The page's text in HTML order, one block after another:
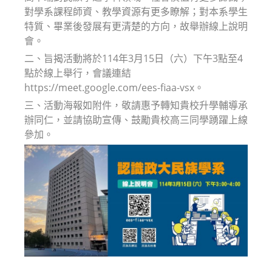
對學系課程師資、教學資源有更多瞭解；對本系學生
特質、畢業後發展有更清楚的方向，故舉辦線上說明
會。
二、旨揭活動將於114年3月15日（六）下午3點至4
點於線上舉行，會議連結
https://meet.google.com/ees-fiaa-vsx。
三、活動海報如附件，敬請惠予轉知貴校升學輔導承
辦同仁，並請協助宣傳、鼓勵貴校高三同學踴躍上線
參加。